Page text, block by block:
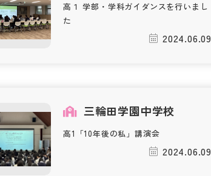
高１ 学部・学科ガイダンスを行いまし
た
2024.06.09
三輪田学園中学校
高1「10年後の私」講演会
2024.06.09